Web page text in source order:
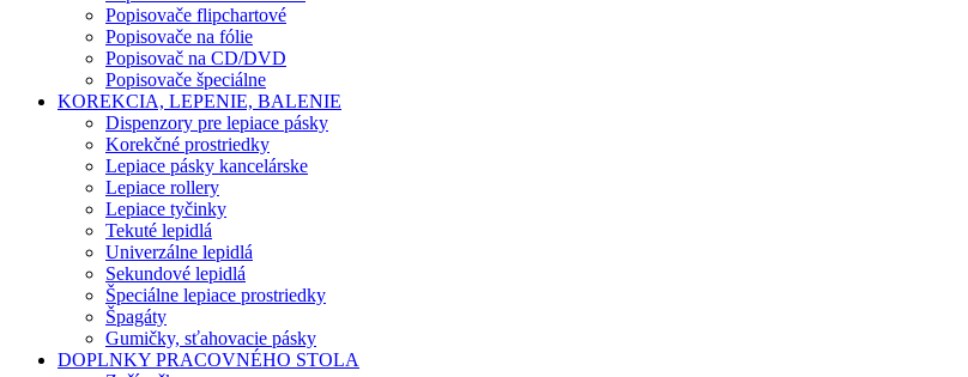
Popisovače flipchartové
Popisovače na fólie
Popisovač na CD/DVD
Popisovače špeciálne
KOREKCIA, LEPENIE, BALENIE
Dispenzory pre lepiace pásky
Korekčné prostriedky
Lepiace pásky kancelárske
Lepiace rollery
Lepiace tyčinky
Tekuté lepidlá
Univerzálne lepidlá
Sekundové lepidlá
Špeciálne lepiace prostriedky
Špagáty
Gumičky, sťahovacie pásky
DOPLNKY PRACOVNÉHO STOLA